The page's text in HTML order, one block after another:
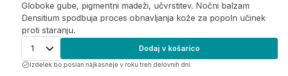
Globoke gube, pigmentni madeži, učvrstitev. Nočni balzam
Densitium spodbuja proces obnavljanja kože za popoln učinek
proti staranju.
1 Dodaj v košarico
Izdelek bo poslan najkasneje v roku treh delovnih dni.